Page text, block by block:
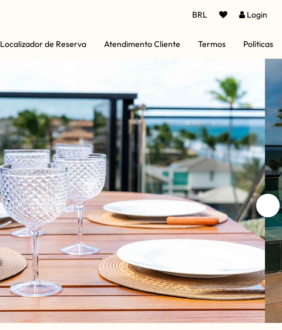
BRL Login
Localizador de Reserva Atendimento Cliente Termos Políticas